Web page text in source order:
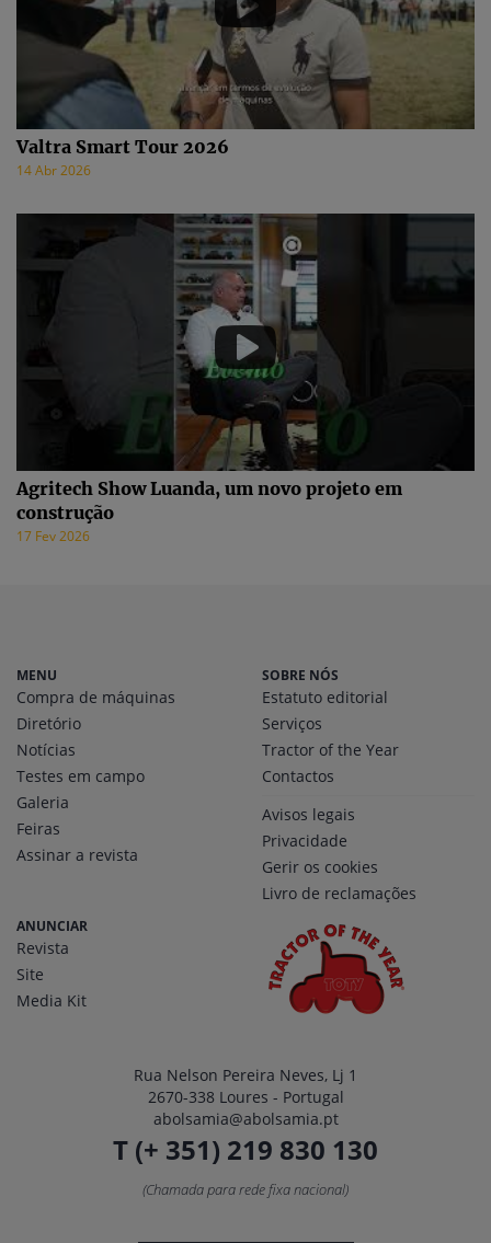
Valtra Smart Tour 2026
14 Abr 2026
Agritech Show Luanda, um novo projeto em
construção
17 Fev 2026
MENU
Compra de máquinas
Diretório
Notícias
Testes em campo
Galeria
Feiras
Assinar a revista
SOBRE NÓS
Estatuto editorial
Serviços
Tractor of the Year
Contactos
Avisos legais
Privacidade
Gerir os cookies
Livro de reclamações
ANUNCIAR
Revista
Site
Media Kit
Rua Nelson Pereira Neves, Lj 1
2670-338 Loures - Portugal
abolsamia@abolsamia.pt
T (+ 351) 219 830 130
(Chamada para rede fixa nacional)